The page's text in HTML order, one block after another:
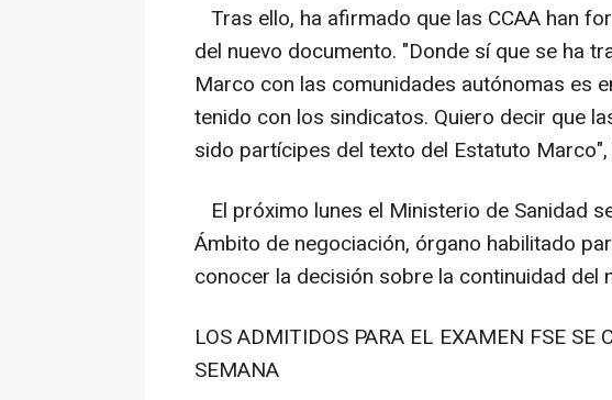
Tras ello, ha afirmado que las CCAA han
del nuevo documento. "Donde sí que se ha
Marco con las comunidades autónomas es
tenido con los sindicatos. Quiero decir que
sido partícipes del texto del Estatuto
El próximo lunes el Ministerio de Sanidad
Ámbito de negociación, órgano habilitado
conocer la decisión sobre la continuidad del
LOS ADMITIDOS PARA EL EXAMEN FSE SE
SEMANA